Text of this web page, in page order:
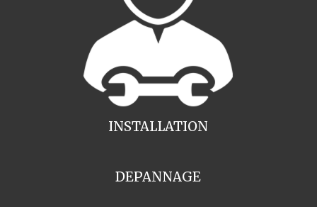
INSTALLATION
DEPANNAGE